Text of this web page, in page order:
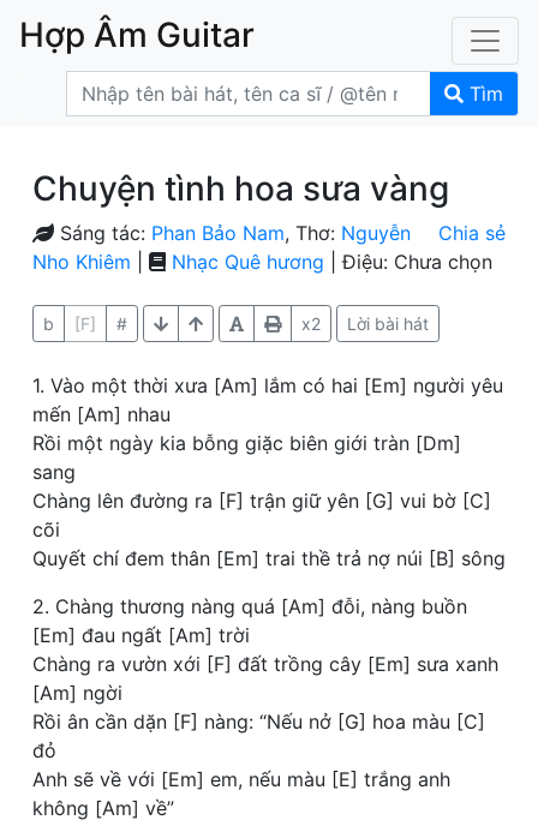
Hợp Âm Guitar
Tìm
Chuyện tình hoa sưa vàng
Chia sẻ
Sáng tác: Phan Bảo Nam, Thơ: Nguyễn
Nho Khiêm
Nhạc Quê hương | Điệu: Chưa chọn
b [F] # x2 Lời bài hát
1. Vào một thời xưa [Am] lắm có hai [Em] người yêu
mến [Am] nhau
Rồi một ngày kia bỗng giặc biên giới tràn [Dm]
sang
Chàng lên đường ra [F] trận giữ yên [G] vui bờ [C]
cõi
Quyết chí đem thân [Em] trai thề trả nợ núi [B] sông
2. Chàng thương nàng quá [Am] đỗi, nàng buồn
[Em] đau ngất [Am] trời
Chàng ra vườn xới [F] đất trồng cây [Em] sưa xanh
[Am] ngời
Rồi ân cần dặn [F] nàng: “Nếu nở [G] hoa màu [C]
đỏ
Anh sẽ về với [Em] em, nếu màu [E] trắng anh
không [Am] về”